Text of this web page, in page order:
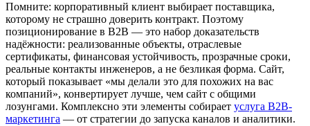
Помните: корпоративный клиент выбирает поставщика,
которому не страшно доверить контракт. Поэтому
позиционирование в B2B — это набор доказательств
надёжности: реализованные объекты, отраслевые
сертификаты, финансовая устойчивость, прозрачные сроки,
реальные контакты инженеров, а не безликая форма. Сайт,
который показывает «мы делали это для похожих на вас
компаний», конвертирует лучше, чем сайт с общими
лозунгами. Комплексно эти элементы собирает услуга B2B-
маркетинга — от стратегии до запуска каналов и аналитики.